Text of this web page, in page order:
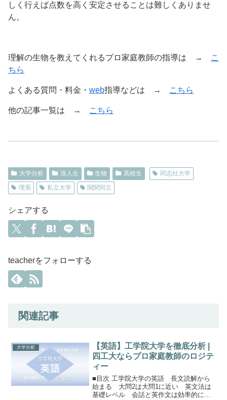
しく行えば点数を高く安定させることは難しくありませ
ん。
理解の生物を教えてくれるプロ家庭教師の指導は →
こ
ちら
よくある質問・料金・ web指導などは → こちら
他の記事一覧は → こちら
大学分析 浪人生 生物 高校生
同志社大学
理系
私立大学 関関同立
シェアする
teacherをフォローする
関連記事
大学分析
【英語】工学院大学を徹底分析 |
四工大ならプロ家庭教師のロジテ
ィー
■目次 工学院大学の英語 長文読解から
始まる 大問2は大問1に近い 英文法は
基礎レベル 会話と英作文は効率的に